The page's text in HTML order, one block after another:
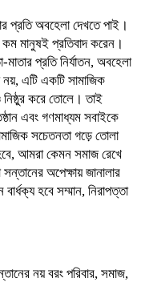
প্রতি অবহেলা দেখতে পাই।
মানুষই প্রতিবাদ করেন।
প্রতি নির্যাতন, অবহেলা
নয়, এটি একটি সামাজিক
করে তোলে। তাই
এবং গণমাধ্যম সবাইকে
সচেতনতা গড়ে তোলা
আমরা কেমন সমাজ রেখে
অপেক্ষায় জানালার
হবে সম্মান, নিরাপত্তা
নয় বরং পরিবার, সমাজ,